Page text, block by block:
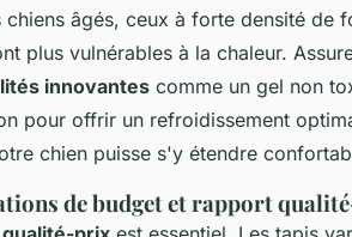
chiens âgés, ceux à forte densité de
plus vulnérables à la chaleur.
innovantes comme un gel non
pour offrir un refroidissement
chien puisse s'y étendre
de budget et rapport